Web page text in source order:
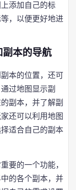
添加自己的标
，以便更好地进
本的导航
本的位置，还可
过地图显示副
副本，并了解副
还可以利用地图
适合自己的副本
要的一个功能，
的各个副本，并